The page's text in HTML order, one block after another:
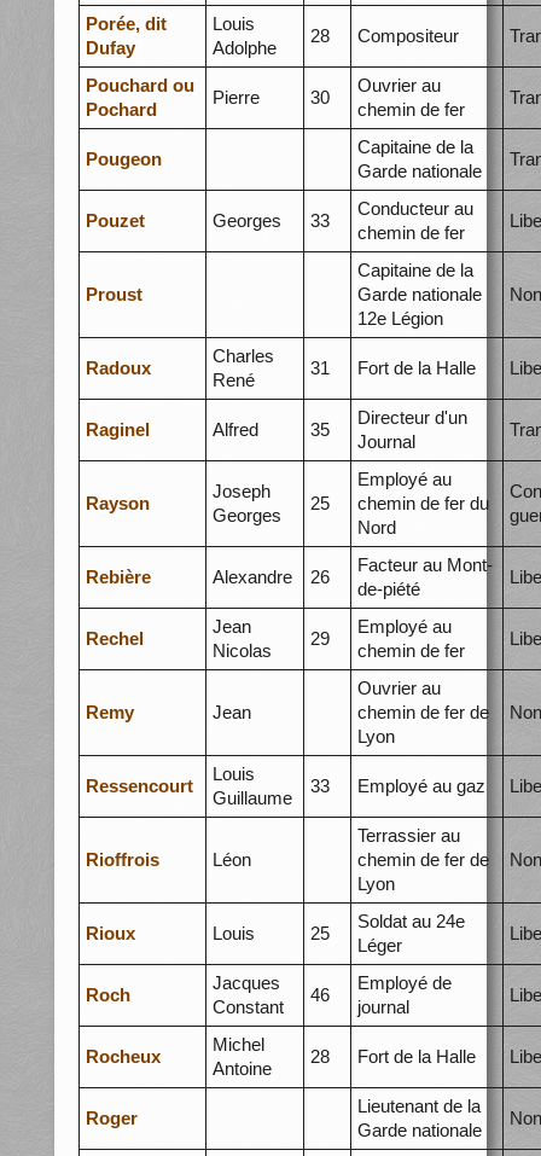
Porée, dit
Dufay
Louis
Adolphe
28 Compositeur
Pouchard ou
Pochard
Pierre 30
Ouvrier au
chemin de fer
Pougeon
Capitaine de la
Garde nationale
Pouzet Georges 33
Conducteur au
chemin de fer
Proust
Capitaine de la
Garde nationale
12e Légion
Radoux
Charles
René
31 Fort de la Halle
Raginel Alfred 35
Directeur d'un
Journal
Rayson
Joseph
Georges
25
Employé au
chemin de fer du
Nord
Rebière Alexandre 26
Facteur au Mont-
de-piété
Rechel
Jean
Nicolas
29
Employé au
chemin de fer
Remy Jean
Ouvrier au
chemin de fer de
Lyon
Ressencourt
Louis
Guillaume
33 Employé au gaz
Rioffrois Léon
Terrassier au
chemin de fer de
Lyon
Rioux Louis 25
Soldat au 24e
Léger
Roch
Jacques
Constant
46
Employé de
journal
Rocheux
Michel
Antoine
28 Fort de la Halle
Roger
Lieutenant de la
Garde nationale